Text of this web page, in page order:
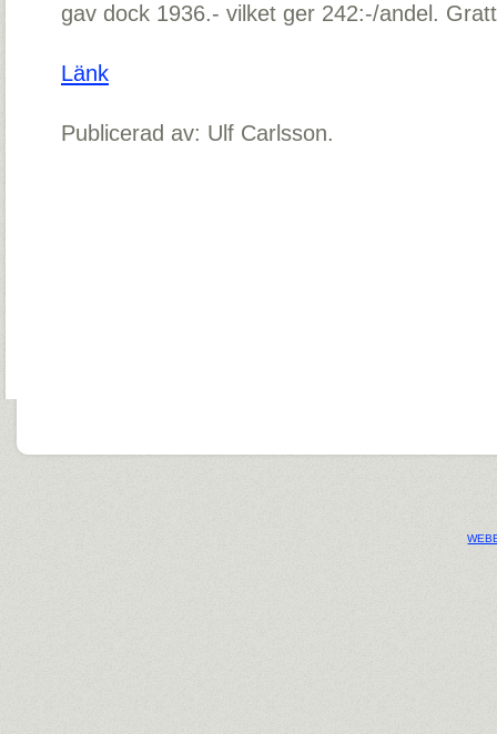
gav dock 1936.- vilket ger 242:-/andel.
Länk
Publicerad av: Ulf Carlsson.